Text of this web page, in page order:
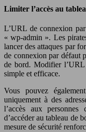
Limiter l’accès au
L’URL de connexion
« wp-admin ». Les
lancer des attaques par
de connexion par défaut
de bord. Modifier l’URL
simple et efficace.
Vous pouvez
uniquement à des
l’accès aux personnes
d’accéder au tableau de
mesure de sécurité